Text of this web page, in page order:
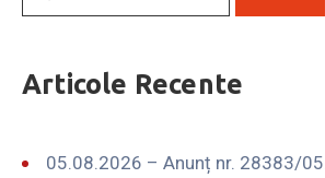
Articole Recente
05.08.2026 – Anunț nr. 28383/